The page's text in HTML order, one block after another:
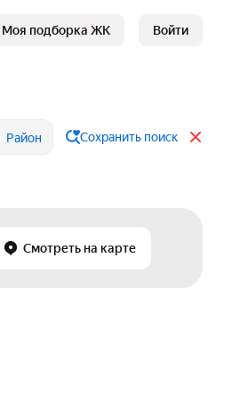
Моя подборка ЖК Войти
Район Сохранить поиск
Смотреть на карте